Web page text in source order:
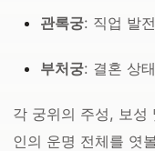
관록궁: 직업 발
부처궁: 결혼 상
각 궁위의 주성, 보성
인의 운명 전체를 엿